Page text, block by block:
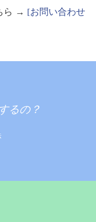
ら → [お問い合わせ
るの？